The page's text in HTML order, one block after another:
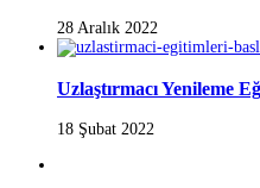
28 Aralık 2022
Uzlaştırmacı Yenileme
18 Şubat 2022